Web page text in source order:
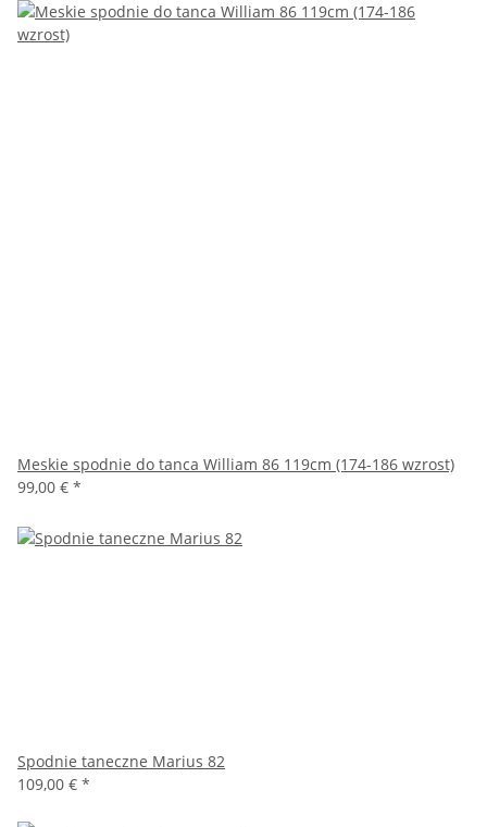
Meskie spodnie do tanca William 86 119cm (174-186 wzrost)
99,00 € *
Spodnie taneczne Marius 82
109,00 € *